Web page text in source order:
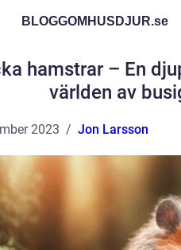
BLOGGOMHUSDJUR.se
hamstrar – En
världen av
2023 Jon Larsson